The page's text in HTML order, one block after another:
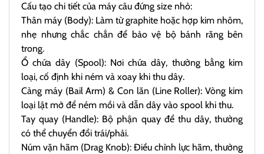
Cấu tạo chi tiết của máy câu đứng size nhỏ:
Thân máy (Body): Làm từ graphite hoặc hợp kim nhôm,
nhẹ nhưng chắc chắn để bảo vệ bộ bánh răng bên
trong.
Ổ chứa dây (Spool): Nơi chứa dây, thường bằng kim
loại, cố định khi ném và xoay khi thu dây.
Càng máy (Bail Arm) & Con lăn (Line Roller): Vòng kim
loại lật mở để ném mồi và dẫn dây vào spool khi thu.
Tay quay (Handle): Bộ phận quay để thu dây, thường
có thể chuyển đổi trái/phải.
Núm vặn hãm (Drag Knob): Điều chỉnh lực hãm, thường